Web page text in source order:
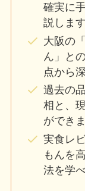
確実に
説します
大阪の
ん」と
点から
過去の
相と、
ができま
実食レ
もんを
法を学